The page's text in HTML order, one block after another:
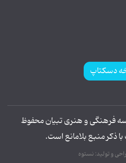
دسکتاپ
فرهنگی و هنری تبیان محفوظ
ذکر منبع بلامانع است.
و تولید: نستوه